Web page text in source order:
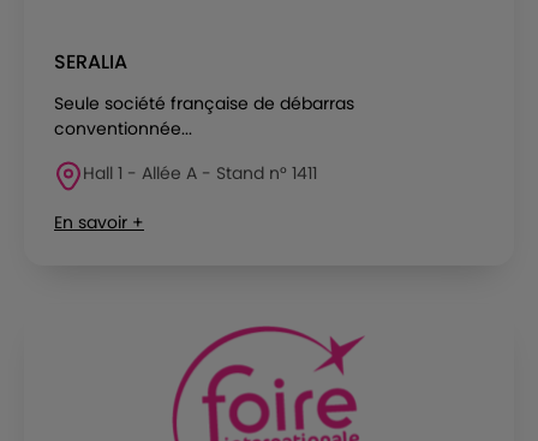
SERALIA
Seule société française de débarras
conventionnée...
Hall 1 - Allée A - Stand n° 1411
En savoir +